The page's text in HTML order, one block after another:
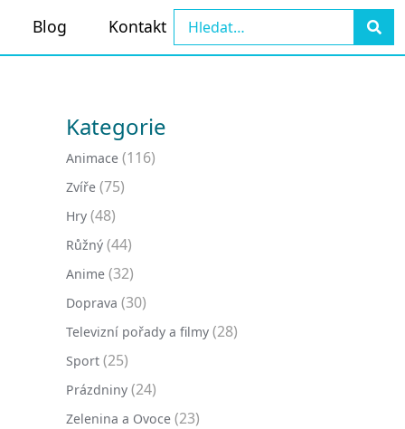
Blog Kontakt
Kategorie
Animace (116)
Zvíře (75)
Hry (48)
Růžný (44)
Anime (32)
Doprava (30)
Televizní pořady a filmy (28)
Sport (25)
Prázdniny (24)
Zelenina a Ovoce (23)